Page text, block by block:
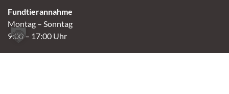
Fundtierannahme
Montag – Sonntag
9:00 – 17:00 Uhr
Spendenannahme / Tierrettershop